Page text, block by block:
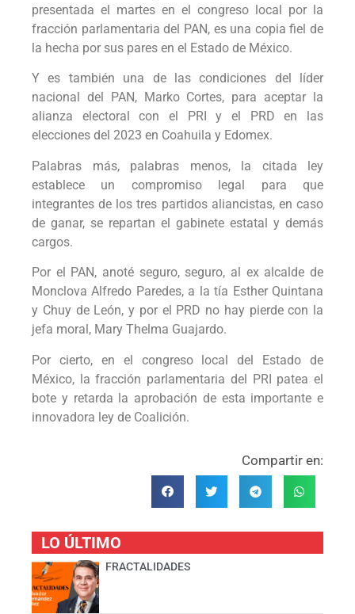
presentada el martes en el congreso local por la
fracción parlamentaria del PAN, es una copia fiel de
la hecha por sus pares en el Estado de México.
Y es también una de las condiciones del líder
nacional del PAN, Marko Cortes, para aceptar la
alianza electoral con el PRI y el PRD en las
elecciones del 2023 en Coahuila y Edomex.
Palabras más, palabras menos, la citada ley
establece un compromiso legal para que
integrantes de los tres partidos aliancistas, en caso
de ganar, se repartan el gabinete estatal y demás
cargos.
Por el PAN, anoté seguro, seguro, al ex alcalde de
Monclova Alfredo Paredes, a la tía Esther Quintana
y Chuy de León, y por el PRD no hay pierde con la
jefa moral, Mary Thelma Guajardo.
Por cierto, en el congreso local del Estado de
México, la fracción parlamentaria del PRI patea el
bote y retarda la aprobación de esta importante e
innovadora ley de Coalición.
Compartir en:
LO ÚLTIMO
FRACTALIDADES